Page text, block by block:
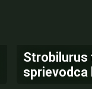
Strobilurus
sprievodca